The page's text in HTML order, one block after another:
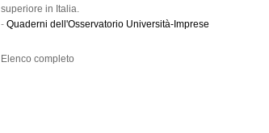
superiore in Italia.
- Quaderni dell'Osservatorio Università-Imprese
Elenco completo